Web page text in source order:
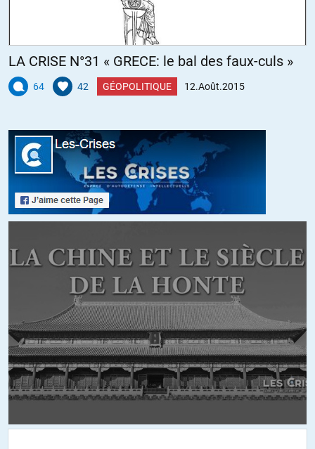
LA CRISE N°31 « GRECE: le bal des faux-culs »
64 42 GÉOPOLITIQUE 12.Août.2015